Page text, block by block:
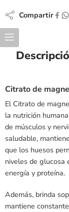
Compartir
Citrato de
El Citrato de
la nutrición
de músculos y
saludable,
que los huesos
niveles de glucosa
energía y proteína.
Además, brinda
mantiene